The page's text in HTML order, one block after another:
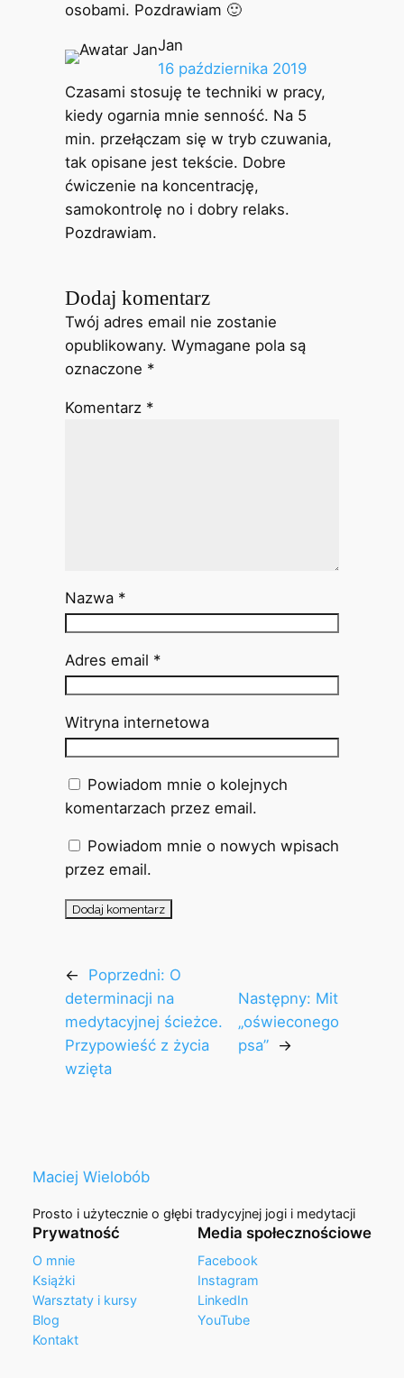
osobami. Pozdrawiam 🙂
Jan
16 października 2019
Czasami stosuję te techniki w pracy,
kiedy ogarnia mnie senność. Na 5
min. przełączam się w tryb czuwania,
tak opisane jest tekście. Dobre
ćwiczenie na koncentrację,
samokontrolę no i dobry relaks.
Pozdrawiam.
Dodaj komentarz
Twój adres email nie zostanie
opublikowany. Wymagane pola są
oznaczone *
Komentarz *
Nazwa *
Adres email *
Witryna internetowa
Powiadom mnie o kolejnych
komentarzach przez email.
Powiadom mnie o nowych wpisach
przez email.
← Poprzedni: O
determinacji na
medytacyjnej ścieżce.
Przypowieść z życia
wzięta
Następny: Mit
„oświeconego
psa” →
Maciej Wielobób
Prosto i użytecznie o głębi tradycyjnej jogi i medytacji
Prywatność
O mnie
Książki
Warsztaty i kursy
Blog
Kontakt
Media społecznościowe
Facebook
Instagram
LinkedIn
YouTube